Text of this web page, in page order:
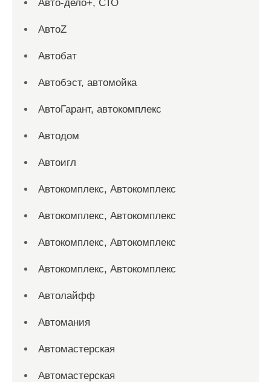
Авто-дело+, СТО
АвтоZ
Автобат
Автобэст, автомойка
АвтоГарант, автокомплекс
Автодом
Автоигл
Автокомплекс, Автокомплекс
Автокомплекс, Автокомплекс
Автокомплекс, Автокомплекс
Автокомплекс, Автокомплекс
Автолайфф
Автомания
Автомастерская
Автомастерская